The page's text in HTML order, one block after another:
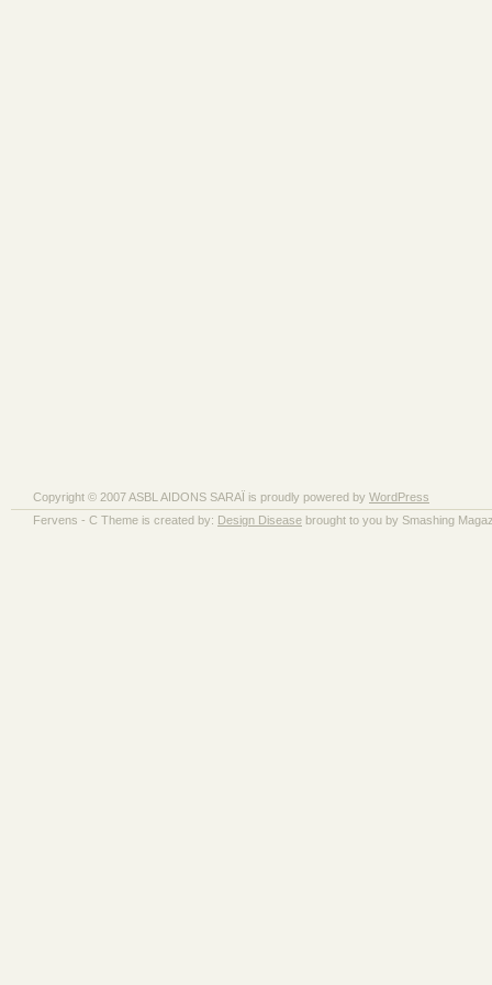
Copyright © 2007 ASBL AIDONS SARAÏ is proudly powered by WordPress
Fervens - C Theme is created by: Design Disease brought to you by Smashing